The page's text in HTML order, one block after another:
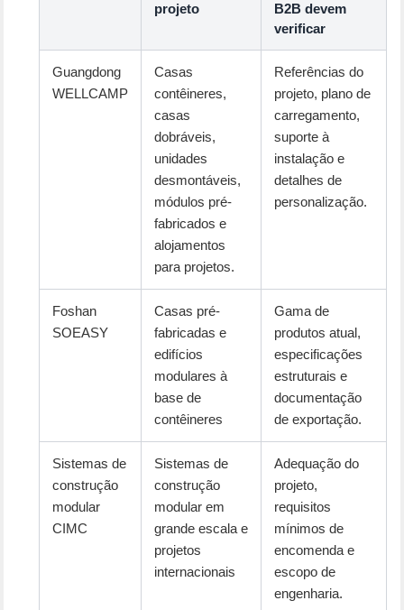
projeto
B2B devem
verificar
Guangdong
WELLCAMP
Casas
contêineres,
casas
dobráveis,
unidades
desmontáveis,
módulos pré-
fabricados e
alojamentos
para projetos.
Referências do
projeto, plano de
carregamento,
suporte à
instalação e
detalhes de
personalização.
Foshan
SOEASY
Casas pré-
fabricadas e
edifícios
modulares à
base de
contêineres
Gama de
produtos atual,
especificações
estruturais e
documentação
de exportação.
Sistemas de
construção
modular
CIMC
Sistemas de
construção
modular em
grande escala e
projetos
internacionais
Adequação do
projeto,
requisitos
mínimos de
encomenda e
escopo de
engenharia.